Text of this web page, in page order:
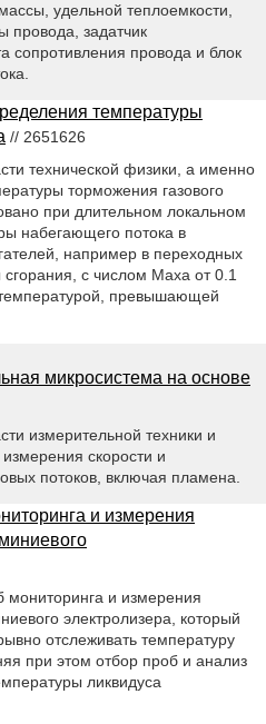
удельной теплоемкости,
провода, задатчик
сопротивления провода и блок
температуры
// 2651626
технической физики, а именно
торможения газового
при длительном локальном
набегающего потока в
например в переходных
с числом Маха от 0.1
превышающей
микросистема на основе
измерительной техники и
скорости и
потоков, включая пламена.
и измерения
мониторинга и измерения
электролизера, который
отслеживать температуру
при этом отбор проб и анализ
ликвидуса